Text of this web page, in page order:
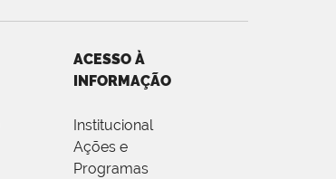
ACESSO À
INFORMAÇÃO
Institucional
Ações e
Programas